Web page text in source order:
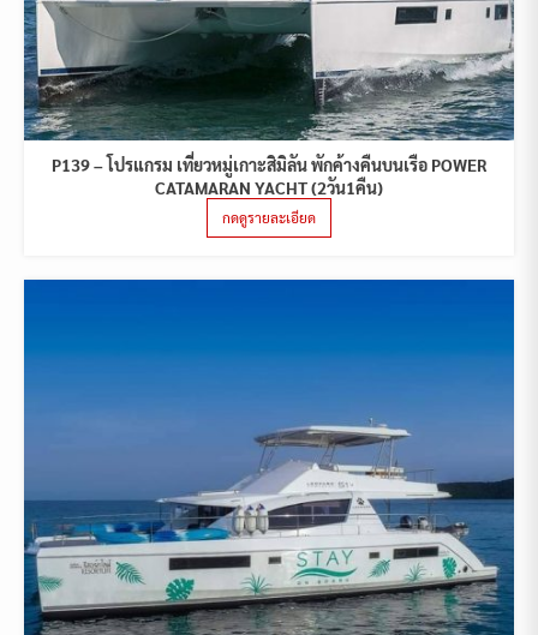
P139 – โปรแกรม เที่ยวหมู่เกาะสิมิลัน พักค้างคืนบนเรือ POWER
CATAMARAN YACHT (2วัน1คืน)
กดดูรายละเอียด